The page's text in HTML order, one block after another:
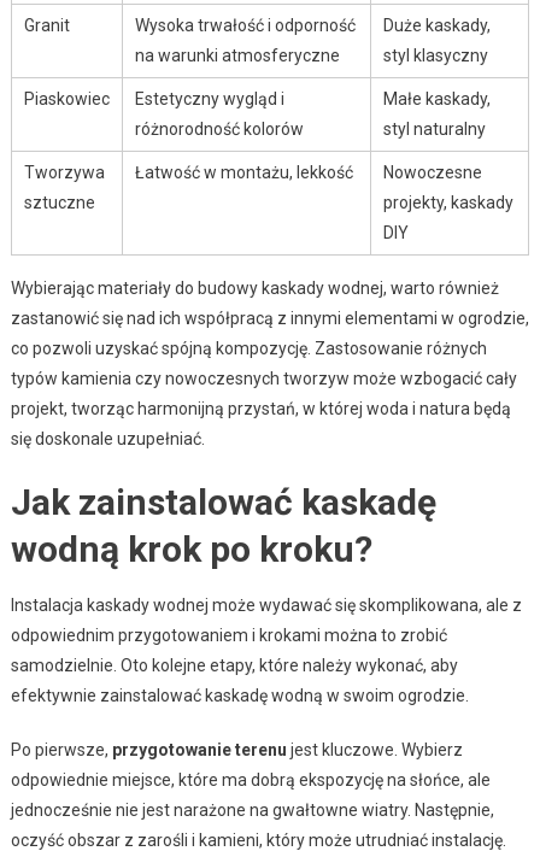
Granit
Wysoka trwałość i odporność
na warunki atmosferyczne
Duże kaskady,
styl klasyczny
Piaskowiec
Estetyczny wygląd i
różnorodność kolorów
Małe kaskady,
styl naturalny
Tworzywa
sztuczne
Łatwość w montażu, lekkość
Nowoczesne
projekty, kaskady
DIY
Wybierając materiały do budowy kaskady wodnej, warto również
zastanowić się nad ich współpracą z innymi elementami w ogrodzie,
co pozwoli uzyskać spójną kompozycję. Zastosowanie różnych
typów kamienia czy nowoczesnych tworzyw może wzbogacić cały
projekt, tworząc harmonijną przystań, w której woda i natura będą
się doskonale uzupełniać.
Jak zainstalować kaskadę
wodną krok po kroku?
Instalacja kaskady wodnej może wydawać się skomplikowana, ale z
odpowiednim przygotowaniem i krokami można to zrobić
samodzielnie. Oto kolejne etapy, które należy wykonać, aby
efektywnie zainstalować kaskadę wodną w swoim ogrodzie.
Po pierwsze, przygotowanie terenu jest kluczowe. Wybierz
odpowiednie miejsce, które ma dobrą ekspozycję na słońce, ale
jednocześnie nie jest narażone na gwałtowne wiatry. Następnie,
oczyść obszar z zarośli i kamieni, który może utrudniać instalację.